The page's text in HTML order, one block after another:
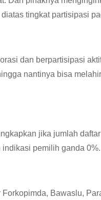
tingkat partisipasi
dan berpartisipasi
nantinya bisa
jika jumlah
pemilih ganda 0%.
Bawaslu,